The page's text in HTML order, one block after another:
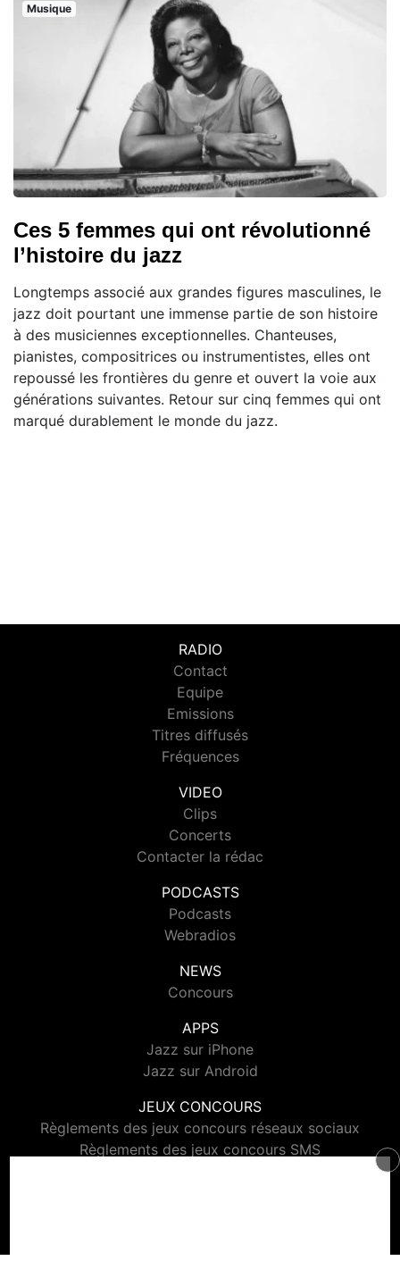
Musique
Ces 5 femmes qui ont révolutionné
l’histoire du jazz
Longtemps associé aux grandes figures masculines, le
jazz doit pourtant une immense partie de son histoire
à des musiciennes exceptionnelles. Chanteuses,
pianistes, compositrices ou instrumentistes, elles ont
repoussé les frontières du genre et ouvert la voie aux
générations suivantes. Retour sur cinq femmes qui ont
marqué durablement le monde du jazz.
RADIO
Contact
Equipe
Emissions
Titres diffusés
Fréquences
VIDEO
Clips
Concerts
Contacter la rédac
PODCASTS
Podcasts
Webradios
NEWS
Concours
APPS
Jazz sur iPhone
Jazz sur Android
JEUX CONCOURS
Règlements des jeux concours réseaux sociaux
Règlements des jeux concours SMS